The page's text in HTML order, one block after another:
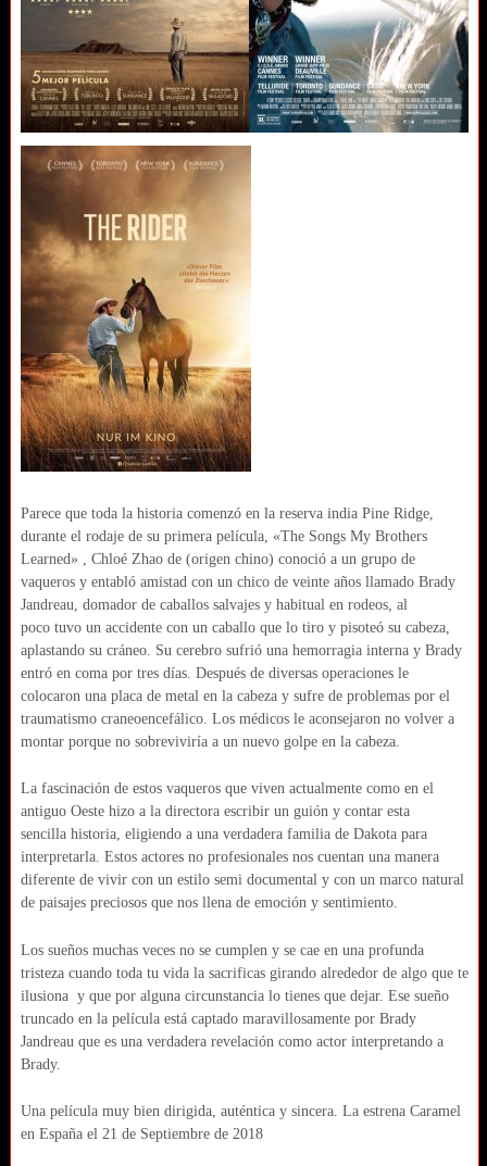
Parece que toda la historia comenzó en la reserva india Pine Ridge,
durante el rodaje de su primera película, «The Songs My Brothers
Learned» , Chloé Zhao de (origen chino) conoció a un grupo de
vaqueros y entabló amistad con un chico de veinte años llamado Brady
Jandreau, domador de caballos salvajes y habitual en rodeos, al
poco tuvo un accidente con un caballo que lo tiro y pisoteó su cabeza,
aplastando su cráneo. Su cerebro sufrió una hemorragia interna y Brady
entró en coma por tres días. Después de diversas operaciones le
colocaron una placa de metal en la cabeza y sufre de problemas por el
traumatismo craneoencefálico. Los médicos le aconsejaron no volver a
montar porque no sobreviviría a un nuevo golpe en la cabeza.
La fascinación de estos vaqueros que viven actualmente como en el
antiguo Oeste hizo a la directora escribir un guión y contar esta
sencilla historia, eligiendo a una verdadera familia de Dakota para
interpretarla. Estos actores no profesionales nos cuentan una manera
diferente de vivir con un estilo semi documental y con un marco natural
de paisajes preciosos que nos llena de emoción y sentimiento.
Los sueños muchas veces no se cumplen y se cae en una profunda
tristeza cuando toda tu vida la sacrificas girando alrededor de algo que te
ilusiona y que por alguna circunstancia lo tienes que dejar. Ese sueño
truncado en la película está captado maravillosamente por Brady
Jandreau que es una verdadera revelación como actor interpretando a
Brady.
Una película muy bien dirigida, auténtica y sincera. La estrena Caramel
en España el 21 de Septiembre de 2018